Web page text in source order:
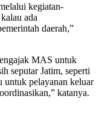
kegiatan-
ada
daerah,”
MAS untuk
seputar Jatim, seperti
untuk pelayanan keluar
katanya.